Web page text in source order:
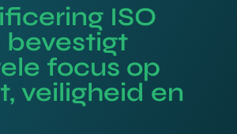
ISO
bevestigt
focus op
veiligheid en